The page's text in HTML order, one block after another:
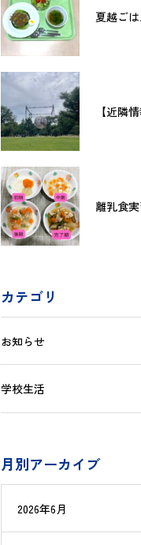
夏越ご
【近隣
離乳食
カテゴリ
お知らせ
学校生活
月別アーカイブ
2026年6月